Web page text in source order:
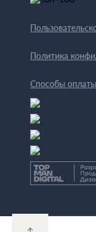
Политика
Способы оплаты